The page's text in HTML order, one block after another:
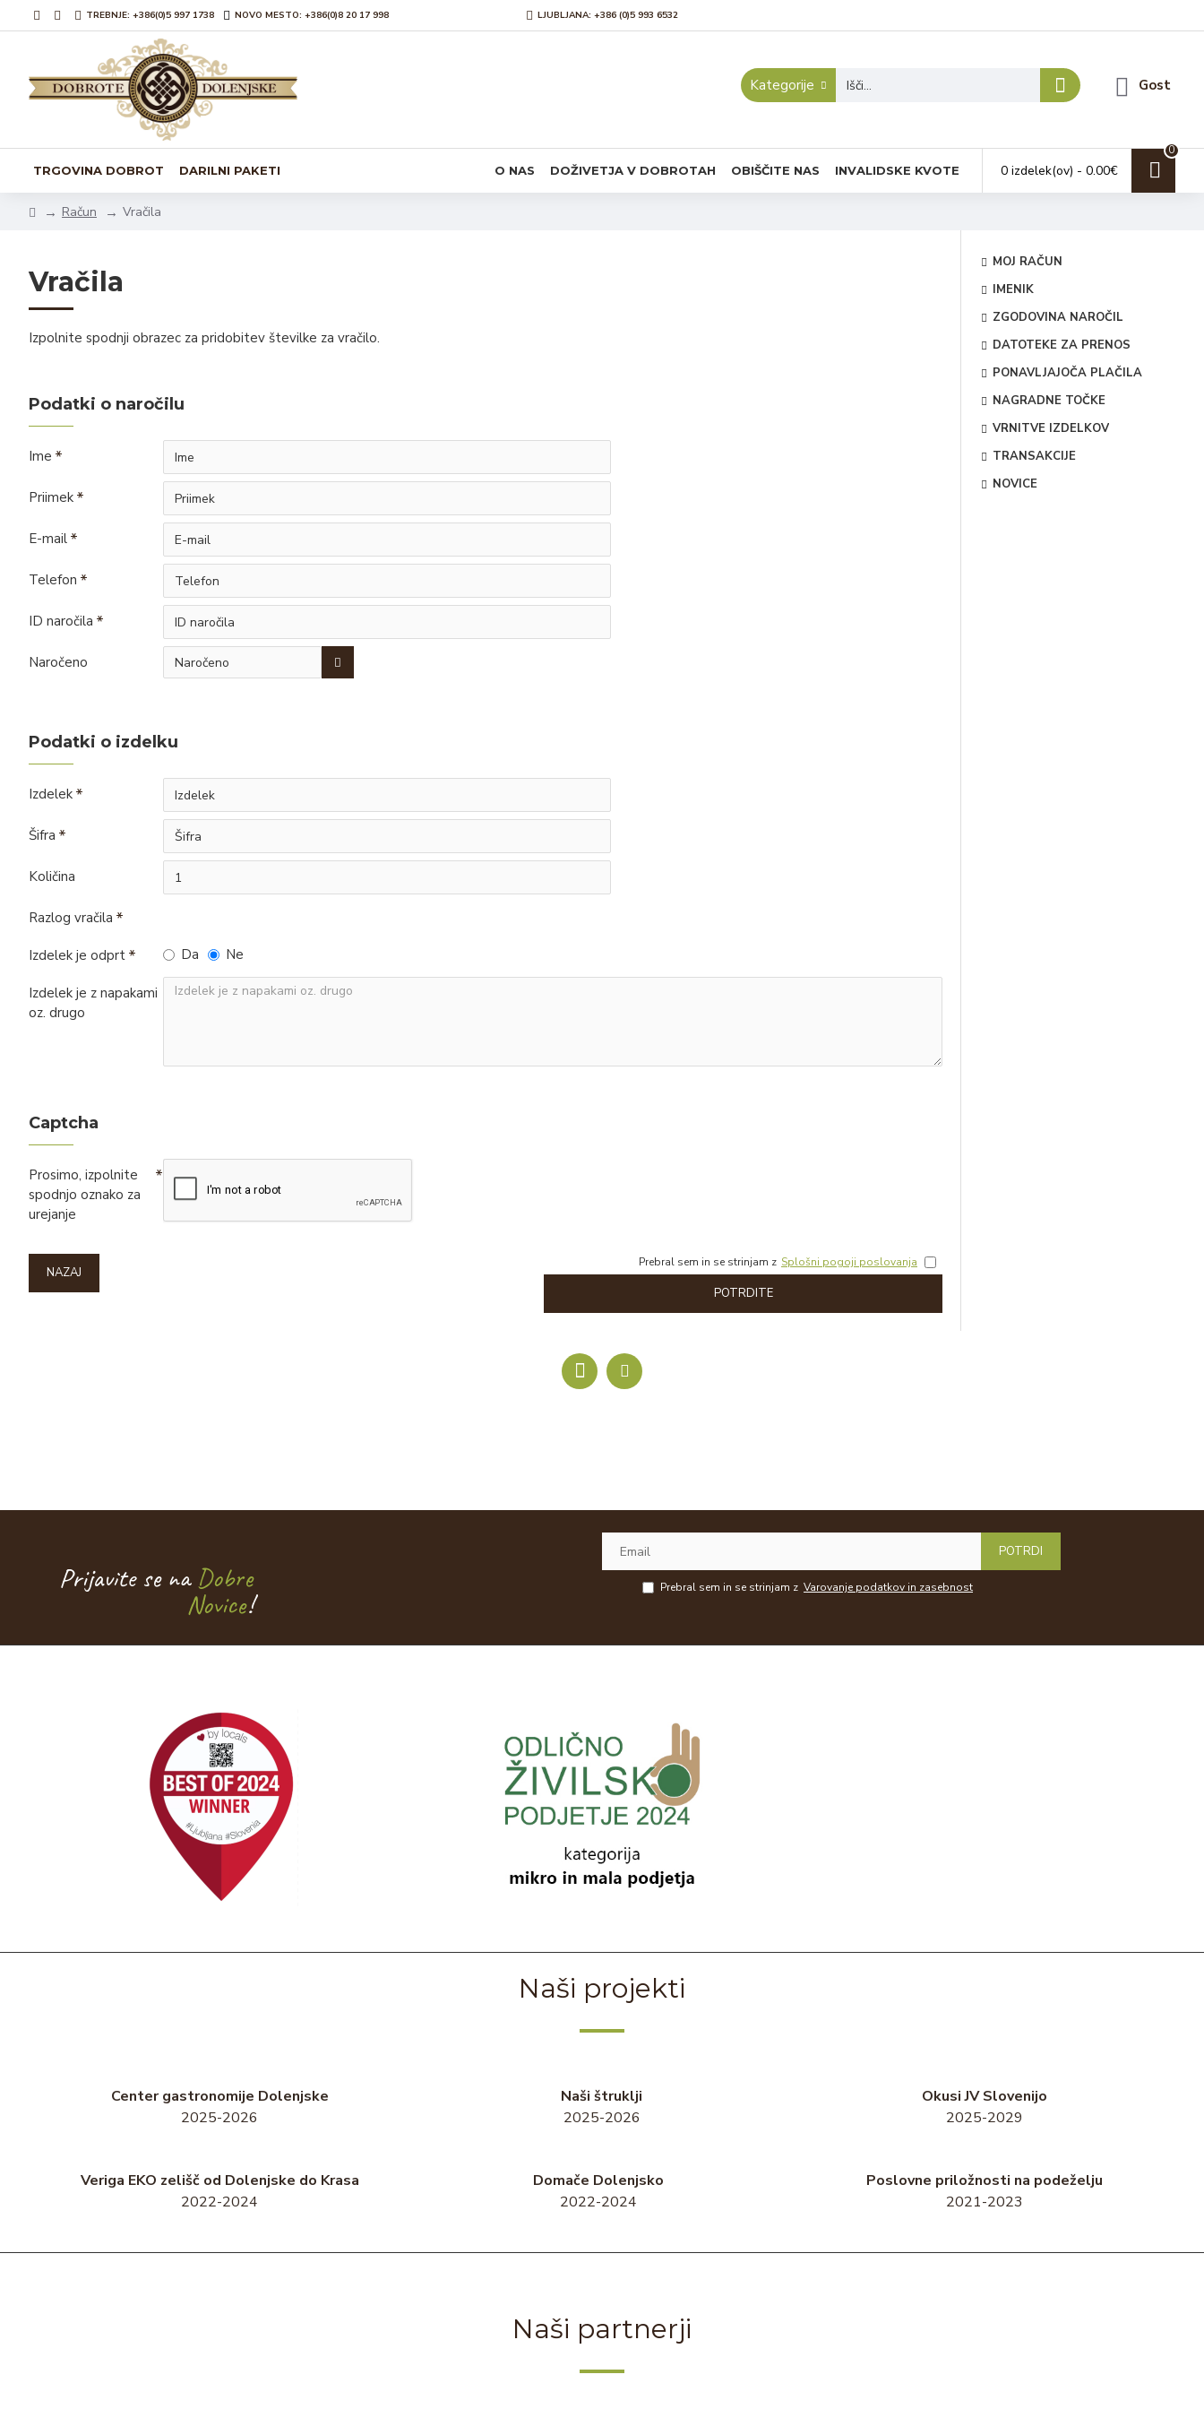
TREBNJE: +386(0)5 997 1738 NOVO MESTO: +386(0)8 20 17 998 LJUBLJANA: +386 (0)5 993 6532
Kategorije Gost
TRGOVINA DOBROT DARILNI PAKETI O NAS DOŽIVETJA V DOBROTAH OBIŠČITE NAS INVALIDSKE KVOTE 0 izdelek(ov) - 0.00€
0
Račun Vračila
Vračila
Izpolnite spodnji obrazec za pridobitev številke za vračilo.
Podatki o naročilu
Ime
Priimek
E-mail
Telefon
ID naročila
Naročeno
Podatki o izdelku
Izdelek
Šifra
Količina
Razlog vračila
Izdelek je odprt Da Ne
Izdelek je z napakami
oz. drugo
Captcha
Prosimo, izpolnite
spodnjo oznako za
urejanje
NAZAJ
Prebral sem in se strinjam z Splošni pogoji poslovanja
POTRDITE
MOJ RAČUN
IMENIK
ZGODOVINA NAROČIL
DATOTEKE ZA PRENOS
PONAVLJAJOČA PLAČILA
NAGRADNE TOČKE
VRNITVE IZDELKOV
TRANSAKCIJE
NOVICE
Prijavite se naDobre
Novice!
POTRDI
Prebral sem in se strinjam z Varovanje podatkov in zasebnost
Naši projekti
Center gastronomije Dolenjske
2025-2026
Naši štruklji
2025-2026
Okusi JV Slovenijo
2025-2029
Veriga EKO zelišč od Dolenjske do Krasa
2022-2024
Domače Dolenjsko
2022-2024
Poslovne priložnosti na podeželju
2021-2023
Naši partnerji